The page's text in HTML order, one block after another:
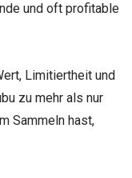
und oft profitable
Limitiertheit und
zu mehr als nur
Sammeln hast,